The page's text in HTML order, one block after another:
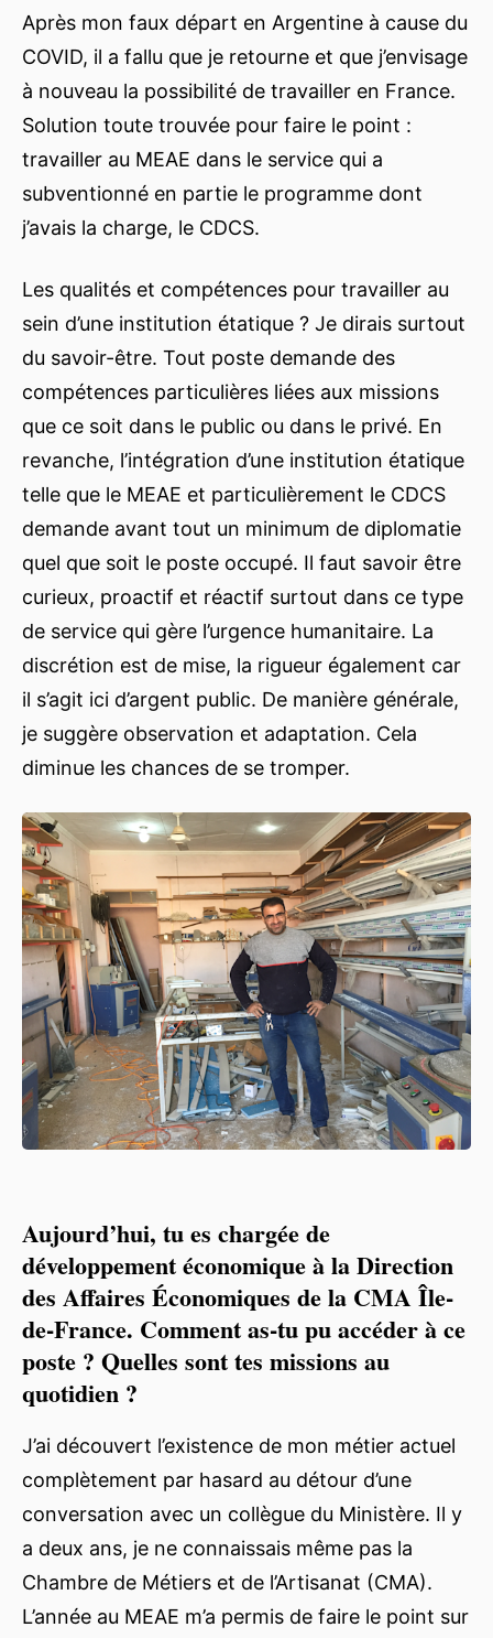
Après mon faux départ en Argentine à cause du
COVID, il a fallu que je retourne et que j’envisage
à nouveau la possibilité de travailler en France.
Solution toute trouvée pour faire le point :
travailler au MEAE dans le service qui a
subventionné en partie le programme dont
j’avais la charge, le CDCS.
Les qualités et compétences pour travailler au
sein d’une institution étatique ? Je dirais surtout
du savoir-être. Tout poste demande des
compétences particulières liées aux missions
que ce soit dans le public ou dans le privé. En
revanche, l’intégration d’une institution étatique
telle que le MEAE et particulièrement le CDCS
demande avant tout un minimum de diplomatie
quel que soit le poste occupé. Il faut savoir être
curieux, proactif et réactif surtout dans ce type
de service qui gère l’urgence humanitaire. La
discrétion est de mise, la rigueur également car
il s’agit ici d’argent public. De manière générale,
je suggère observation et adaptation. Cela
diminue les chances de se tromper.
Aujourd’hui, tu es chargée de
développement économique à la Direction
des Affaires Économiques de la CMA Île-
de-France. Comment as-tu pu accéder à ce
poste ? Quelles sont tes missions au
quotidien ?
J’ai découvert l’existence de mon métier actuel
complètement par hasard au détour d’une
conversation avec un collègue du Ministère. Il y
a deux ans, je ne connaissais même pas la
Chambre de Métiers et de l’Artisanat (CMA).
L’année au MEAE m’a permis de faire le point sur